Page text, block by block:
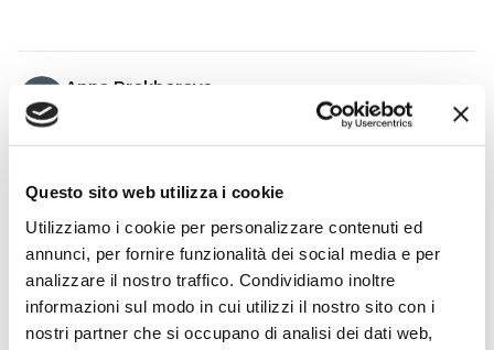
Questo sito web utilizza i cookie
Utilizziamo i cookie per personalizzare contenuti ed
annunci, per fornire funzionalità dei social media e per
analizzare il nostro traffico. Condividiamo inoltre
informazioni sul modo in cui utilizzi il nostro sito con i
nostri partner che si occupano di analisi dei dati web,
Anna Prokhorova
★★★★★
Volevo raccontarvi la nostra storia. Mia figlia studia con
Francesca Raimondi (La musica e Gioia) da diversi anni.
Abbiamo ordinato tutti i violini dalla ditta Denis Basin.
Mentre suonava, il ponticello si è rotto e questo ci ha
messo in grossi guai..